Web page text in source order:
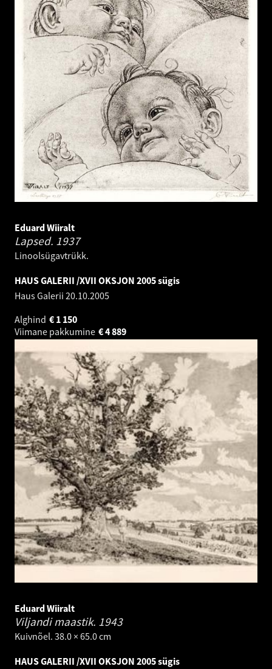
Eduard Wiiralt
Lapsed. 1937
Linoolsügavtrükk.
HAUS GALERII /XVII OKSJON 2005 sügis
Haus Galerii 20.10.2005
Alghind
1 150
€
Viimane pakkumine
4 889
€
Eduard Wiiralt
Viljandi maastik. 1943
Kuivnõel. 38.0 × 65.0 cm
HAUS GALERII /XVII OKSJON 2005 sügis